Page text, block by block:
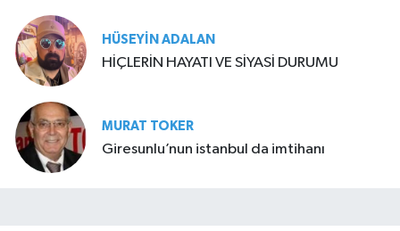
HÜSEYIN ADALAN
HİÇLERİN HAYATI VE SİYASİ DURUMU
MURAT TOKER
Giresunlu’nun istanbul da imtihanı